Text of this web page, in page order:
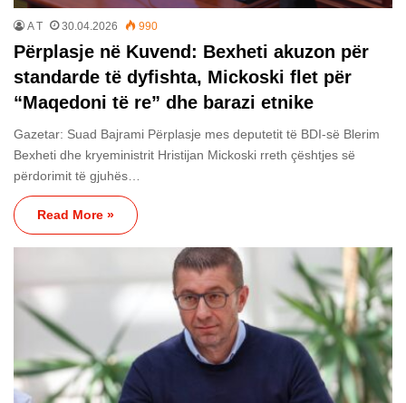
A T 30.04.2026 990
Përplasje në Kuvend: Bexheti akuzon për
standarde të dyfishta, Mickoski flet për
“Maqedoni të re” dhe barazi etnike
Gazetar: Suad Bajrami Përplasje mes deputetit të BDI-së Blerim
Bexheti dhe kryeministrit Hristijan Mickoski rreth çështjes së
përdorimit të gjuhës…
Read More »